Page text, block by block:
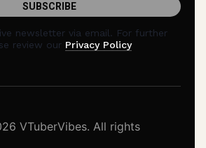
newsletter via email. For further
review our Privacy Policy
VTuberVibes. All rights